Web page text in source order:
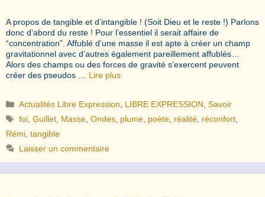
A propos de tangible et d’intangible ! (Soit Dieu et le reste !) Parlons
donc d’abord du reste ! Pour l’essentiel il serait affaire de
“concentration”. Affublé d’une masse il est apte à créer un champ
gravitationnel avec d’autres également pareillement affublés…
Alors des champs ou des forces de gravité s’exercent peuvent
créer des pseudos … Lire plus
Catégories
Actualités Libre Expression LIBRE EXPRESSION ,Savoir
Étiquettes
foi ,Guillet Masse ,Ondes plume poète réalité réconfort
Rémi tangible
Laisser un commentaire